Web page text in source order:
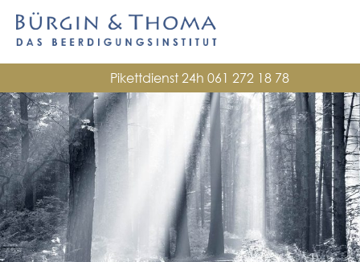
Pikettdienst 24h 061 272 18 78